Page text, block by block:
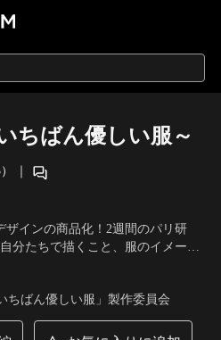
ちばん優しい服～
｜
ザインの商品化！2週間のパリ研
分たちで描くこと、服のイメージ
、配膳の配置や歩き出しの足など
手なことも多い。
ちばん優しい服」製作委員会